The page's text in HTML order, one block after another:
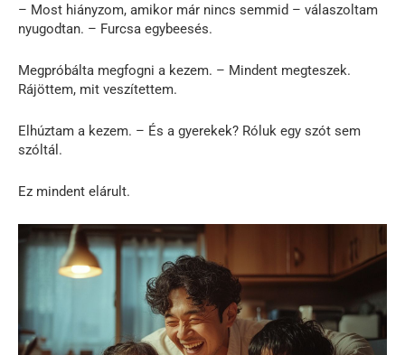
– Most hiányzom, amikor már nincs semmid – válaszoltam
nyugodtan. – Furcsa egybeesés.
Megpróbálta megfogni a kezem. – Mindent megteszek.
Rájöttem, mit veszítettem.
Elhúztam a kezem. – És a gyerekek? Róluk egy szót sem
szóltál.
Ez mindent elárult.